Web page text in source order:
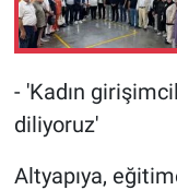
- 'Kadın
diliyoruz'
Altyapıya,